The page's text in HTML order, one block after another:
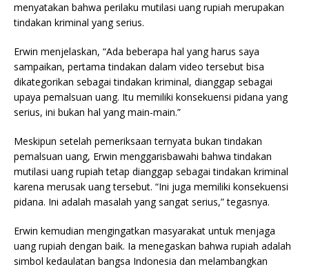
menyatakan bahwa perilaku mutilasi uang rupiah merupakan
tindakan kriminal yang serius.
Erwin menjelaskan, “Ada beberapa hal yang harus saya
sampaikan, pertama tindakan dalam video tersebut bisa
dikategorikan sebagai tindakan kriminal, dianggap sebagai
upaya pemalsuan uang. Itu memiliki konsekuensi pidana yang
serius, ini bukan hal yang main-main.”
Meskipun setelah pemeriksaan ternyata bukan tindakan
pemalsuan uang, Erwin menggarisbawahi bahwa tindakan
mutilasi uang rupiah tetap dianggap sebagai tindakan kriminal
karena merusak uang tersebut. “Ini juga memiliki konsekuensi
pidana. Ini adalah masalah yang sangat serius,” tegasnya.
Erwin kemudian mengingatkan masyarakat untuk menjaga
uang rupiah dengan baik. Ia menegaskan bahwa rupiah adalah
simbol kedaulatan bangsa Indonesia dan melambangkan